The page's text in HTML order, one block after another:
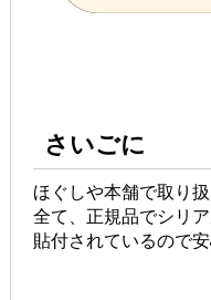
さいごに
ほぐしや本舗で取り
全て、正規品でシリ
貼付されているので安